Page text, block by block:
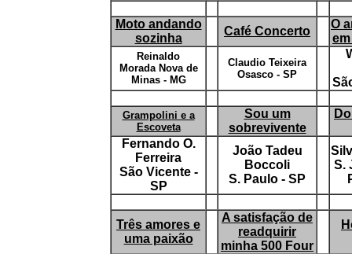
Moto andando
sozinha
Café Concerto
O
Reinaldo
Morada Nova de
Minas - MG
Claudio Teixeira
Osasco - SP
Grampolini e a
Escoveta
Sou um
sobrevivente
Fernando O.
Ferreira
São Vicente -
SP
João Tadeu
Boccoli
S. Paulo - SP
S.
Três amores e
uma paixão
A satisfação de
readquirir
minha 500 Four